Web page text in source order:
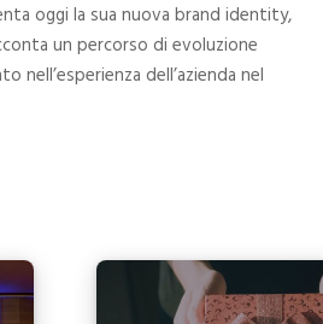
oggi la sua nuova brand identity,
un percorso di evoluzione
nell’esperienza dell’azienda nel